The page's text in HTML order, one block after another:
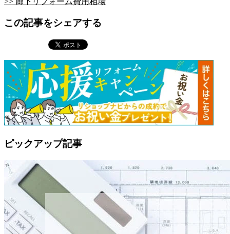
この記事をシェアする
ピックアップ記事